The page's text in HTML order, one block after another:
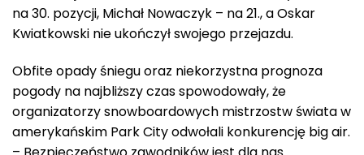
na 30. pozycji, Michał Nowaczyk – na 21., a Oskar
Kwiatkowski nie ukończył swojego przejazdu.
Obfite opady śniegu oraz niekorzystna prognoza
pogody na najbliższy czas spowodowały, że
organizatorzy snowboardowych mistrzostw świata w
amerykańskim Park City odwołali konkurencję big air.